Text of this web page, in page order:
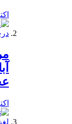
اکتبر
اکتبر